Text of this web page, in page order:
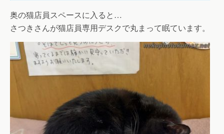
奥の猫店員スペースに入ると…
さつきさんが猫店員専用デスクで丸まって眠ています。